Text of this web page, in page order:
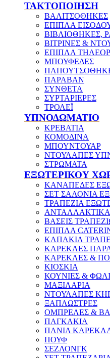
ΤΑΚΤΟΠΟΙΗΣΗ
ΒΑΛΙΤΣΟΘΗΚΕΣ
ΕΠΙΠΛΑ
ΒΙΒΛΙΟΘΗΚΕΣ,
ΒΙΤΡΙΝΕΣ &
ΕΠΙΠΛΑ
ΜΠΟΥΦΕΔΕΣ
ΠΑΡΑΒΑΝ
ΣΥΝΘΕΤΑ
ΣΥΡΤΑΡΙΕΡΕΣ
ΤΡΟΛΕΪ
ΥΠΝΟΔΩΜΑΤΙΟ
ΚΡΕΒΑΤΙΑ
ΚΟΜΟΔΙΝΑ
ΜΠΟΥΝΤΟΥΑΡ
ΝΤΟΥΛΑΠΕΣ
ΣΤΡΩΜΑΤΑ
ΕΞΩΤΕΡΙΚΟΥ
ΚΑΝΑΠΕΔΕΣ
ΣΕΤ ΣΑΛΟΝΙΑ
ΤΡΑΠΕΖΙΑ
ΒΑΣΕΙΣ
ΕΠΙΠΛΑ
ΚΑΠΑΚΙΑ
ΚΑΡΕΚΛΕΣ
ΚΑΡΕΚΛΕΣ &
ΚΙΟΣΚΙΑ
ΚΟΥΝΙΕΣ &
ΜΑΞΙΛΑΡΙΑ
ΝΤΟΥΛΑΠΕΣ
ΞΑΠΛΩΣΤΡΕΣ
ΟΜΠΡΕΛΕΣ &
ΠΑΓΚΑΚΙΑ
ΠΑΝΙΑ
ΠΟΥΦ
ΣΕΖΛΟΝΓΚ